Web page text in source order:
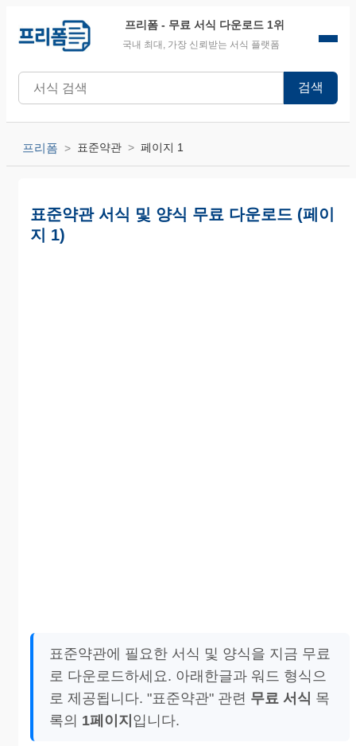
프리폼 - 무료 서식 다운로드 1위
국내 최대, 가장 신뢰받는 서식 플랫폼
검색
프리폼 표준약관 페이지 1
표준약관 서식 및 양식 무료 다운로드 (페이
지 1)
표준약관에 필요한 서식 및 양식을 지금 무료
로 다운로드하세요. 아래한글과 워드 형식으
로 제공됩니다. "표준약관" 관련 무료 서식 목
록의 1페이지 입니다.